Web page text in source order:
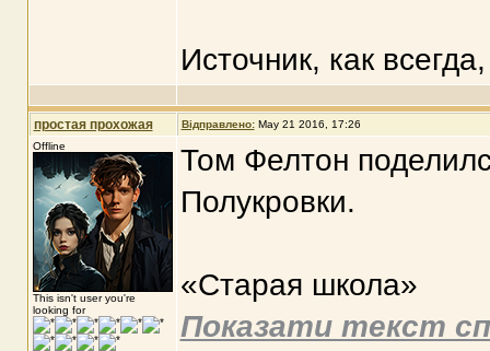
Источник, как
простая прохожая Відправлено: May 21 2016, 17:26
Offline
This isn't user you're
looking for
Том Фелтон
Полукровки.
«Старая школа»
Показати текст